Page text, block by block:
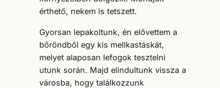
érthető, nekem is tetszett.
Gyorsan lepakoltunk, én elővettem a
bőröndből egy kis mellkastáskát,
melyet alaposan lefogok tesztelni
utunk során. Majd elindultunk vissza a
városba, hogy találkozzunk